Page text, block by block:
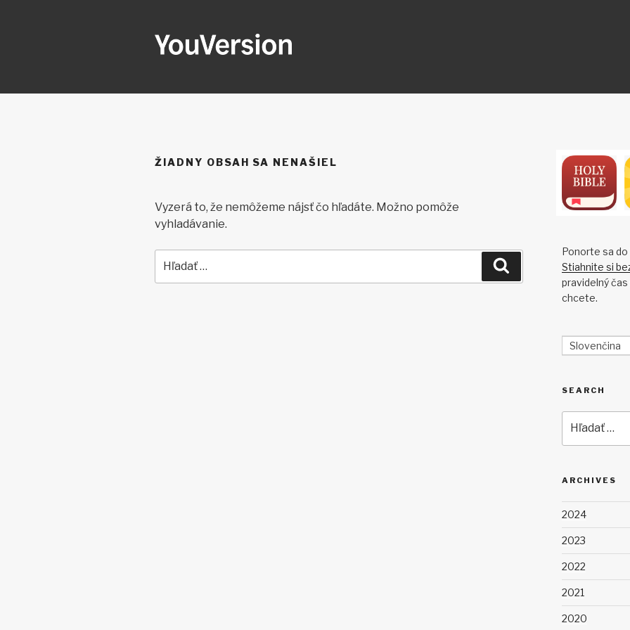
ŽIADNY OBSAH SA NENAŠIEL
Vyzerá to, že nemôžeme nájsť čo hľadáte. Možno pomôže
vyhladávanie.
Vyhľadávanie
Ponorte sa
Stiahnite si
pravidelný
chcete.
Slovenčina
SEARCH
ARCHIVES
2024
2023
2022
2021
2020